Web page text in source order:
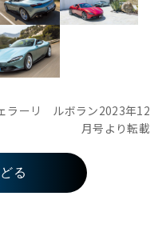
ラーリ ルボラン2023年12
月号より転載
る